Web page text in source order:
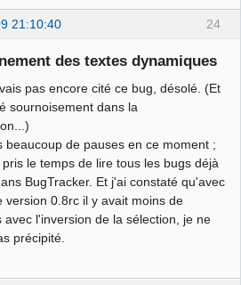
24
21:10:40
des textes dynamiques
pas encore cité ce bug, désolé. (Et
sournoisement dans la
beaucoup de pauses en ce moment ;
le temps de lire tous les bugs déjà
BugTracker. Et j'ai constaté qu'avec
version 0.8rc il y avait moins de
avec l'inversion de la sélection, je ne
précipité.